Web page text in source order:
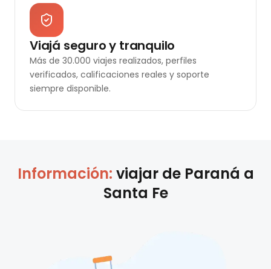
Viajá seguro y tranquilo
Más de 30.000 viajes realizados, perfiles
verificados, calificaciones reales y soporte
siempre disponible.
Información: viajar de Paraná a
Santa Fe